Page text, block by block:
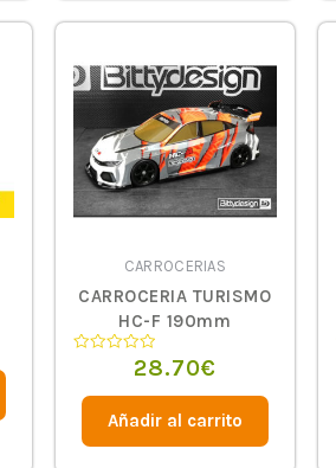
CARROCERIAS
CARROCERIA TURISMO
HC-F 190mm
de
28.70€
Añadir al carrito